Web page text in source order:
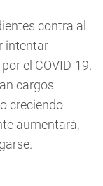
contra al
intentar
el COVID-19.
cargos
creciendo
aumentará,